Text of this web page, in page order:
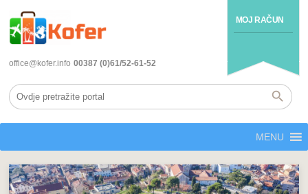
MOJ RAČUN
office@kofer.info 00387 (0)61/52-61-52
MENU